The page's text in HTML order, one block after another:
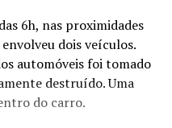
6h, nas proximidades
dois veículos.
automóveis foi tomado
destruído. Uma
do carro.